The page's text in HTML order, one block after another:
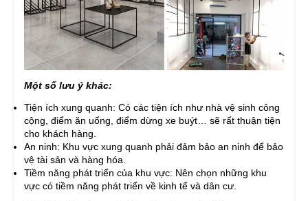
Một số lưu ý khác:
Tiện ích xung quanh: Có các tiện ích như nhà vệ sinh công
cộng, điểm ăn uống, điểm dừng xe buýt… sẽ rất thuận tiện
cho khách hàng.
An ninh: Khu vực xung quanh phải đảm bảo an ninh để bảo
vệ tài sản và hàng hóa.
Tiềm năng phát triển của khu vực: Nên chọn những khu
vực có tiềm năng phát triển về kinh tế và dân cư.